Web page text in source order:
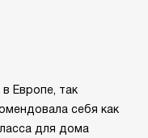
Европе, так
себя как
для дома